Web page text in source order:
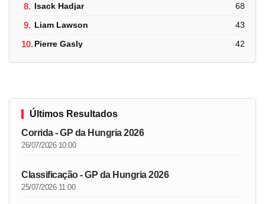
8. Isack Hadjar 68
9. Liam Lawson 43
10.Pierre Gasly 42
Últimos Resultados
Corrida - GP da Hungria 2026
26/07/2026 10:00
Classificação - GP da Hungria 2026
25/07/2026 11:00